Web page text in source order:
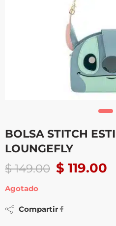
BOLSA STITCH
LOUNGEFLY
$149.00 $ 119.00
Agotado
Compartir